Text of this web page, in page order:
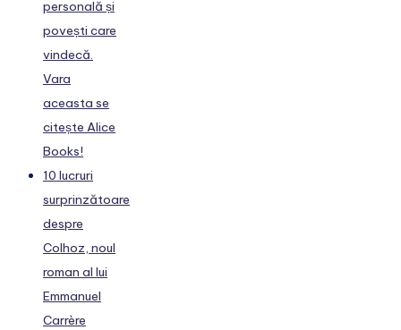
personală și
povești care
vindecă.
Vara
aceasta se
citește Alice
Books!
10 lucruri
surprinzătoare
despre
Colhoz, noul
roman al lui
Emmanuel
Carrère